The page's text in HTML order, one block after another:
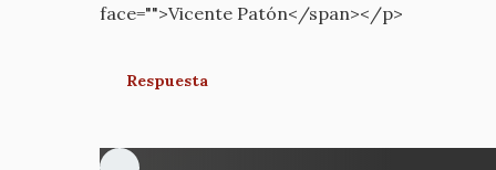
face="">Vicente Patón</span></p>
Respuesta